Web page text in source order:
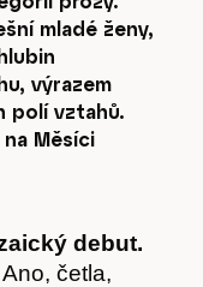
mladé ženy,
výrazem
polí vztahů.
Měsíci
debut.
Ano, četla,